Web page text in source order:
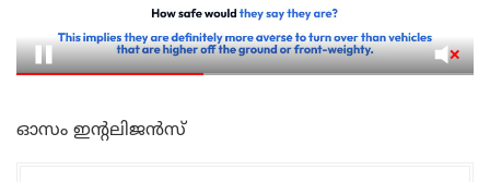
ഓസം ഇന്റലിജന്‍സ്